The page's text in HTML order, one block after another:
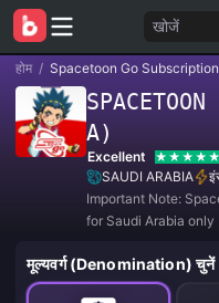
खोजें
होम / Spacetoon Go
A)
Excellent
SAUDI ARABIA
Important Note:
for Saudi Arabia only
मूल्यवर्ग (Denomination) चुनें